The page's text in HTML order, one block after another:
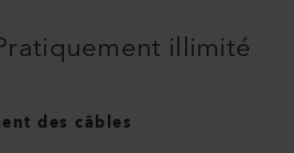
illimité
des câbles